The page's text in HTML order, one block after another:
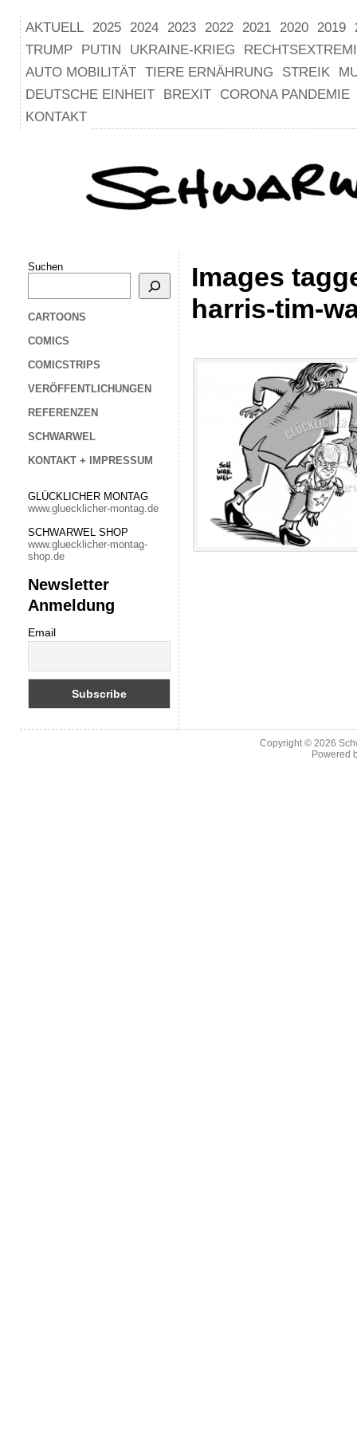
AKTUELL 2025 2024 2023 2022 2021 2020 2019
TRUMP
PUTIN UKRAINE-KRIEG
AUTO MOBILITÄT TIERE ERNÄHRUNG STREIK
DEUTSCHE EINHEIT
BREXIT
CORONA PANDEMIE
KONTAKT
Suchen
CARTOONS
COMICS
COMICSTRIPS
VERÖFFENTLICHUNGEN
REFERENZEN
SCHWARWEL
KONTAKT + IMPRESSUM
GLÜCKLICHER MONTAG
www.gluecklicher-montag.de
SCHWARWEL SHOP
www.gluecklicher-montag-
shop.de
Newsletter
Anmeldung
Email
Images
harris-tim-
Copyright © 2026
Powered